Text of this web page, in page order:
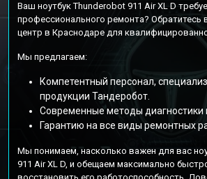
Ваш ноутбук Thunderobot 911 Air XL D
профессионального ремонта? Обратитесь
центр в Краснодаре для
Мы предлагаем:
Компетентный персонал,
продукции Тандеробот.
Современные методы диагностики
Гарантию на все виды ремонтных
Мы понимаем, насколько важен для вас
911 Air XL D, и обещаем максимально